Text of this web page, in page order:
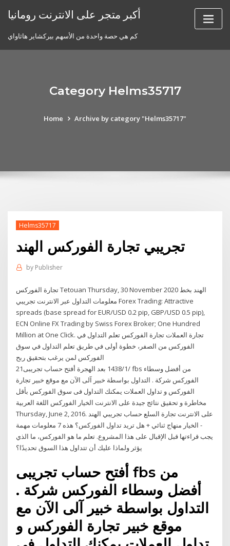
أكبر متجر على الانترنت رومانيا
كم هي حصة واحدة من الأسهم بيركشاير هاثاواي
Category Helms35717
Home Archive by category "Helms35717"
Helms35717
تجريبي تجارة الفوركس الهند
by Publisher
تجارة الفوركس Tetouan Thursday, 30 November 2020 الهند بخط
معلومات التداول عبر الانترنت تجريبي Forex Trading: Attractive
spreads (base spread for EUR/USD 0.2 pip, GBP/USD 0.5 pip),
ECN Online FX Trading by Swiss Forex Broker; One Hundred
Million at One Click. تجارة العملات تجارة الفوركس تعلم التداول في
الفوركس من الصفر، خطوة أولى في طريق تعلم التداول في سوق
الفوركس لمن يرغب بتحقيق ربح
21‏‏/1‏‏/1438 بعد الهجرة أفتح حساب تجريبى fbs من أفضل وسطاء
الفوركس شركة . التداول بواسطة خبير آلى الآن مع موقع خبير تجارة
الفوركس و تداول العملات يمكنك التداول فى سوق الفوركس بأقل
مخاطرة و تحقيق نتائج جيدة على الانترنت الخيار الفوركس اللغة العربية‎
Thursday, June 2, 2016. على الانترنت تجارة السلع حساب تجريبي الهند
- الخيار منهاج ثنائي + هل تريد تداول الفوركس؟ هذه 7 معلومات مهمة
يجب قراءتها قبل الإقبال على هذا المشروع. تعلم ما هو الفوركس، ما الذي
يؤثر ولماذا عليك أن تتداول هذا السوق تحديدًا؟
أفتح حساب تجريبى fbs من
أفضل وسطاء الفوركس شركة .
التداول بواسطة خبير آلى الآن مع
موقع خبير تجارة الفوركس و